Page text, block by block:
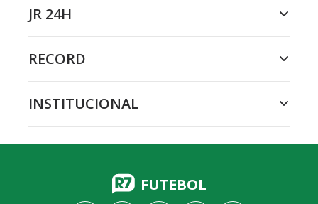
JR 24H
RECORD
INSTITUCIONAL
FUTEBOL